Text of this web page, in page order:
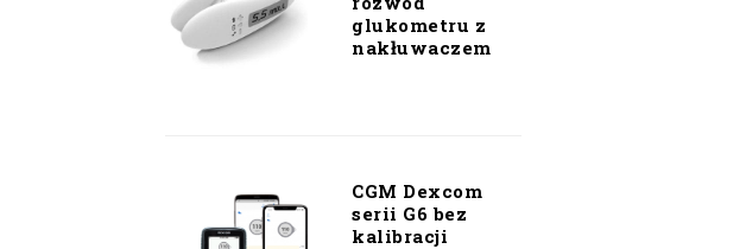
glukometru z
nakłuwaczem
CGM Dexcom
serii G6 bez
kalibracji